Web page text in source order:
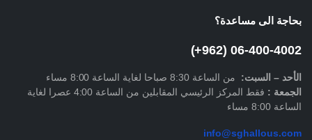
بحاجة الى مساعدة؟
06-400-4002 (962+)
الأحد – السبت: من الساعة 8:30 صباحا لغاية الساعة 8:00 مساء
الجمعة :
فقط المركز الرئيسي المقابلين من الساعة 4:00 عصرا لغاية
الساعة 8:00 مساء
info@sghallous.com